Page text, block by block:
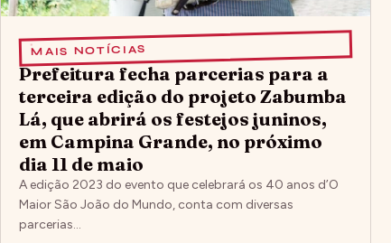
MAIS NOTÍCIAS
Prefeitura fecha parcerias para a
terceira edição do projeto Zabumba
Lá, que abrirá os festejos juninos,
em Campina Grande, no próximo
dia 11 de maio
A edição 2023 do evento que celebrará os 40 anos d’O
Maior São João do Mundo, conta com diversas
parcerias…